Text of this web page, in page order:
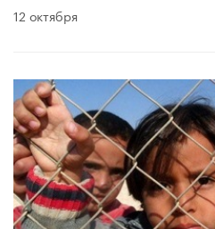
12 октября